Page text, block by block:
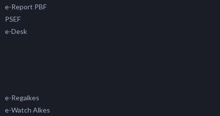
e-Report PBF
PSEF
e-Desk
e-Regalkes
e-Watch Alkes